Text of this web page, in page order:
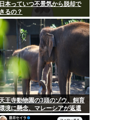
日本っていつ不景気から脱却で
きるの？
天王寺動物園の3頭のゾウ、飼育
境に懸念、マレーシアが返還
求署名17万人。酷すぎる日本